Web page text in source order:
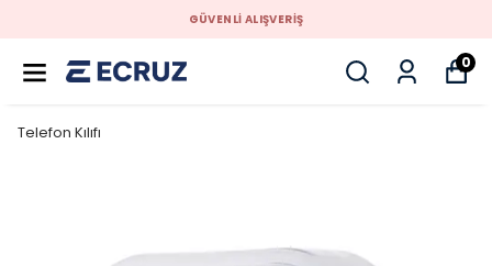
GÜVENLİ ALIŞVERİŞ
0
Telefon Kılıfı